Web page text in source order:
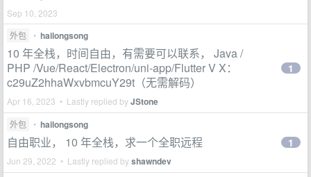
Sep 10, 2023
外包
• hailongsong
10 年全栈，时间自由，有需要可以联系， Java /
PHP /Vue/React/Electron/uni-app/Flutter V X：
c29uZ2hhaWxvbmcuY29t（无需解码）
Apr 16, 2023 • Lastly replied byJStone
1
外包 • hailongsong
自由职业， 10 年全栈，求一个全职远程
Jun 29, 2022 • Lastly replied byshawndev
1